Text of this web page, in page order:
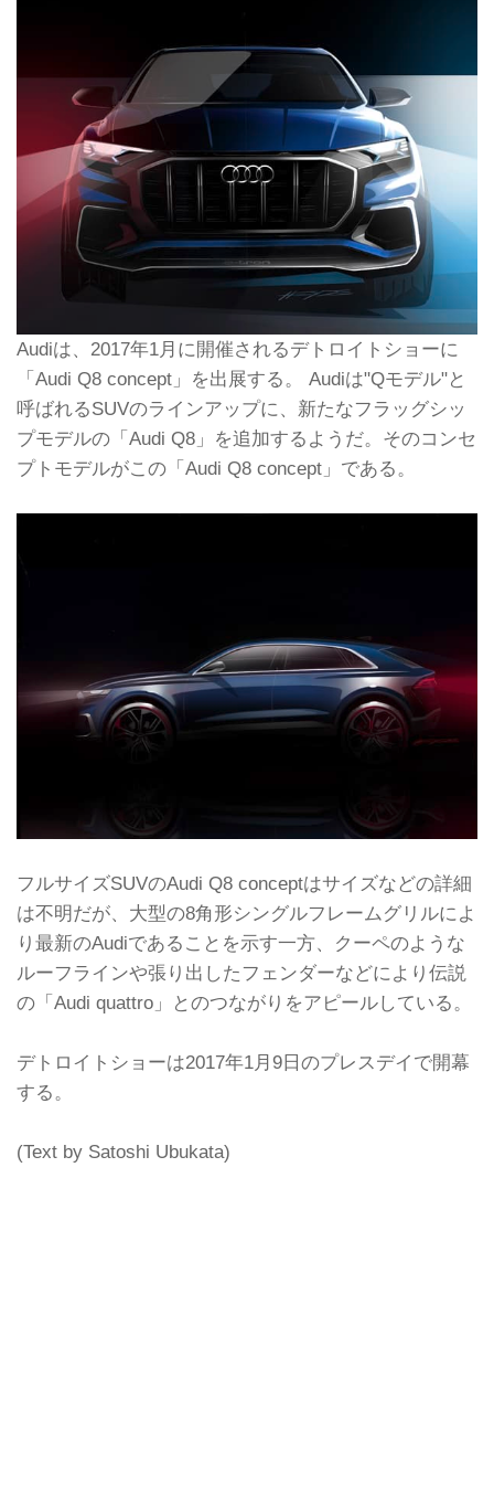
Audiは、2017年1月に開催されるデトロイトショーに
「Audi Q8 concept」を出展する。 Audiは"Qモデル"と
呼ばれるSUVのラインアップに、新たなフラッグシッ
プモデルの「Audi Q8」を追加するようだ。そのコンセ
プトモデルがこの「Audi Q8 concept」である。
フルサイズSUVのAudi Q8 conceptはサイズなどの詳細
は不明だが、大型の8角形シングルフレームグリルによ
り最新のAudiであることを示す一方、クーペのような
ルーフラインや張り出したフェンダーなどにより伝説
の「Audi quattro」とのつながりをアピールしている。
デトロイトショーは2017年1月9日のプレスデイで開幕
する。
(Text by Satoshi Ubukata)